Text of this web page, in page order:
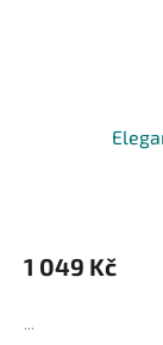
1 049 Kč
...